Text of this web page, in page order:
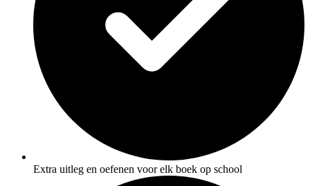
Extra uitleg en oefenen voor elk boek op school